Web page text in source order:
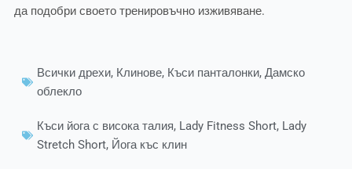
да подобри своето тренировъчно изживяване.
Всички дрехи, Клинове, Къси панталонки, Дамско
облекло
Къси йога с висока талия, Lady Fitness Short, Lady
Stretch Short, Йога къс клин